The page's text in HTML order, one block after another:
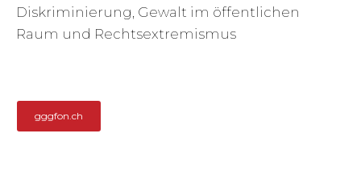
Diskriminierung, Gewalt im öffentlichen
Raum und Rechtsextremismus
gggfon.ch